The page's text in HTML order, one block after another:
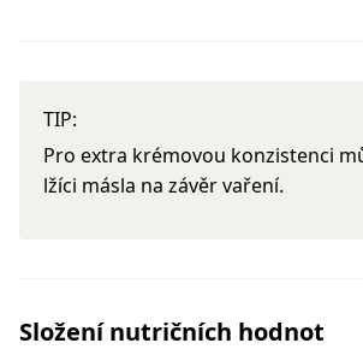
TIP:
Pro extra krémovou konzistenci
lžíci másla na závěr vaření.
Složení nutričních hodnot